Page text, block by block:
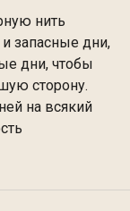
нить
запасные дни,
дни, чтобы
сторону.
на всякий